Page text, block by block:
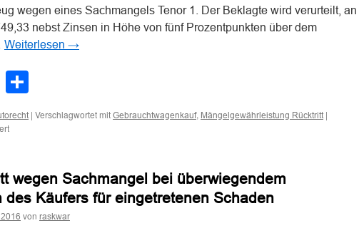
wegen eines Sachmangels Tenor 1. Der Beklagte wird verurteilt, an
nebst Zinsen in Höhe von fünf Prozentpunkten über dem
Weiterlesen →
LinkedIn
| Verschlagwortet mit Gebrauchtwagenkauf, Mängelgewährleistung Rücktritt |
für
Kaufvertrag
über
ein
Gebrauchtfahrzeug
wegen Sachmangel bei überwiegendem
des Käufers für eingetretenen Schaden
von raskwar